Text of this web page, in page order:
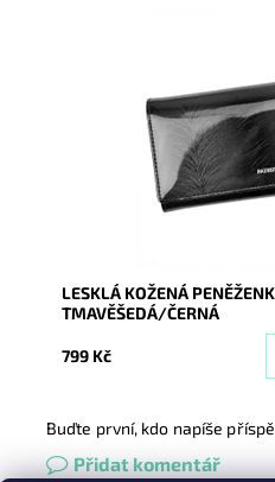
kdy lesklý povrch imituje
peněžence je 9...
Dostupnost:
Skladem
9140
Patrizia Piu
2 roky
LESKLÁ KOŽENÁ
TMAVĚŠEDÁ/ČERNÁ
799 Kč
Buďte první, kdo napíše
Přidat komentář